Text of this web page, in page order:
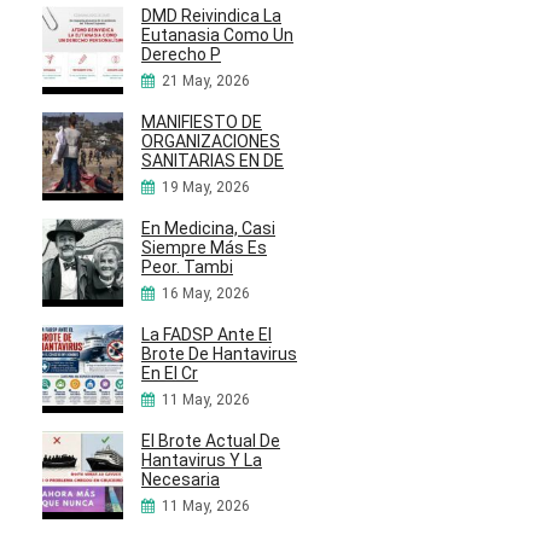
DMD Reivindica La
Eutanasia Como Un
Derecho P
21 May, 2026
MANIFIESTO DE
ORGANIZACIONES
SANITARIAS EN DE
19 May, 2026
En Medicina, Casi
Siempre Más Es
Peor. Tambi
16 May, 2026
La FADSP Ante El
Brote De Hantavirus
En El Cr
11 May, 2026
El Brote Actual De
Hantavirus Y La
Necesaria
11 May, 2026